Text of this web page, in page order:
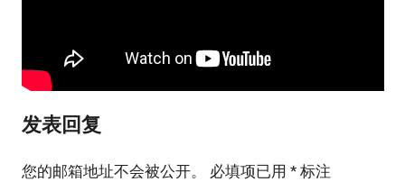
发表回复
您的邮箱地址不会被公开。 必填项已用 *标注